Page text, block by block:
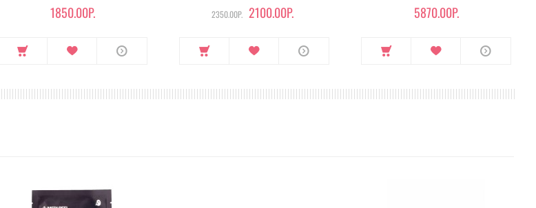
1850.00Р. 2350.00Р. 2100.00Р. 5870.00Р.